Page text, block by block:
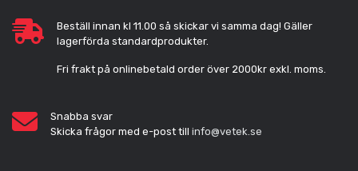
Beställ innan kl 11.00 så skickar vi samma dag! Gäller
lagerförda standardprodukter.
Fri frakt på onlinebetald order över 2000kr exkl. moms.
Snabba svar
Skicka frågor med e-post till info@vetek.se